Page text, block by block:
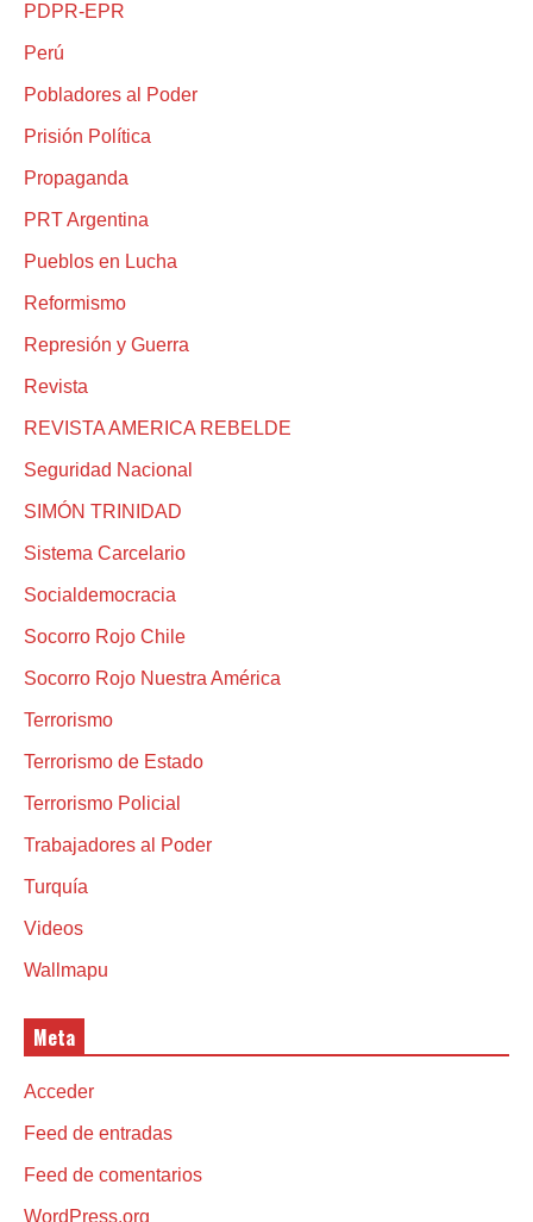
PDPR-EPR
Perú
Pobladores al Poder
Prisión Política
Propaganda
PRT Argentina
Pueblos en Lucha
Reformismo
Represión y Guerra
Revista
REVISTA AMERICA REBELDE
Seguridad Nacional
SIMÓN TRINIDAD
Sistema Carcelario
Socialdemocracia
Socorro Rojo Chile
Socorro Rojo Nuestra América
Terrorismo
Terrorismo de Estado
Terrorismo Policial
Trabajadores al Poder
Turquía
Videos
Wallmapu
Meta
Acceder
Feed de entradas
Feed de comentarios
WordPress.org